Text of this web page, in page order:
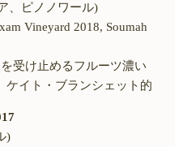
、ピノノワール)
Vineyard 2018, Soumah
を受け止めるフルーツ濃い
ケイト・ブランシェット的
)